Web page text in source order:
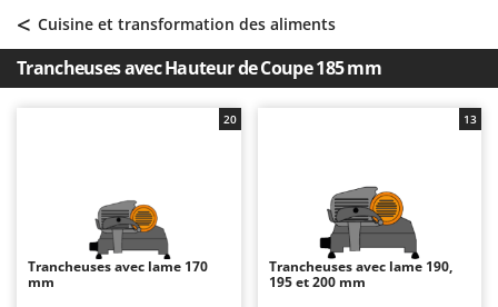
Accessoires pour tracteurs tondeuses autoportés
Aérateurs Scarificateurs pour gazon
Arracheuses de pommes de terre pour tracteur
Aspirateurs - Balais Électriques
Aspirateurs de piscine
Aspirateurs Multifonctions
Atomiseurs agricoles pour tracteurs
AgriEuro Premium
AgriEuro TOP-LINE
AGT
ALA 2000
Alce
< Cuisine et transformation des aliments
Trancheuses avec Hauteur de Coupe 185 mm
Trancheuses avec lame 170
mm
20
Trancheuses avec lame 190,
195 et 200 mm
13